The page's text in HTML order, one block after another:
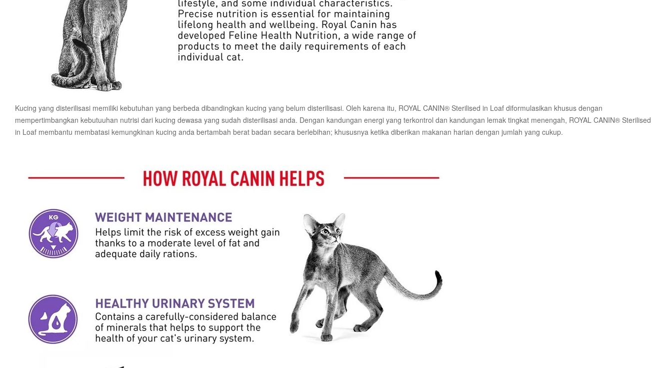
Kucing yang disterilisasi memiliki kebutuhan yang berbeda dibandingkan kucing yang belum disterilisasi. Oleh karena itu, ROYAL CANIN® Sterilised in Loaf diformulasikan khusus dengan
mempertimbangkan kebutuuhan nutrisi dari kucing dewasa yang sudah disterilisasi anda. Dengan kandungan energi yang terkontrol dan kandungan lemak tingkat menengah, ROYAL CANIN® Sterilised
in Loaf membantu membatasi kemungkinan kucing anda bertambah berat badan secara berlebihan; khususnya ketika diberikan makanan harian dengan jumlah yang cukup.